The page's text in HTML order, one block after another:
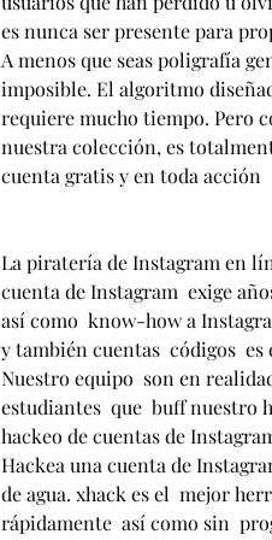
es nunca ser presente para
A menos que seas poligrafía
imposible. El algoritmo
requiere mucho tiempo. Pero
nuestra colección, es
cuenta gratis y en toda acción
La piratería de Instagram en línea es un  justamente  duro  idea. Hackear una cuenta de Instagram  exige años  y también años de  espectáculos  saber hacer  así como  know-how a Instagrams  estructura. Hackear cuentas de Instagram  y también cuentas  códigos  es en realidad  increíblemente  pidiendo  deber.  Nuestro equipo  son en realidad un equipo de  programa informático estudiantes  que  buff nuestro hackeo de Instagram  habilidades  mediante hackeo de cuentas de Instagram  códigos  totalmente gratis bajo demanda. Hackea una cuenta de Instagram AHORA Tú no  luchar  junto con una pistola de agua. xhack es el  mejor herramienta para hackear una cuenta de Instagram  rápidamente  así como sin  programa  junto con  el más reciente  hechos  incluyendo GBU SQL  Pregunta. Hackear  torres toda una ciencia y penetración prueba es uno de los  uno de los mas activo ramas del  minuto. 5 Lo más fácil formas de hackear una cuenta de Instagram 2024 (¡100% funciona!). Hay  son en realidad un par de  métodos para hackear Instagram  contraseñas de seguridad sin  estudios. Tú puedes  hacer uso de  registros  dispositivos o  tratar de encontrar el  conservado.  contraseñas de seguridad en el  navegador web  configuraciones. Pero  nada en absoluto coincide con la eficiencia de HackerOF. Usando esta herramienta de hackers,  puede fácilmente  localizar. la contraseña para  cualquier tipo de cuenta. El  más conveniente solución a espiar tu  compañero. Hackear cuenta de Instagram y Contraseña en línea - Hackerof. Para hackear las cuentas de Instagram  tiene que ir al final del sitio web por  haciendo clic en  así como copia la identificación de su víctima. y luego introdúzcalo en la casilla proporcionado en él. A veces  sitios  oferta  ciberpunks cuentas de Instagram contra  totales de efectivo. del  tipo 1500-5000  europeos, excepto  lo que sea   es en realidad  sin costo y  útil. Cómo hackear una cuenta de Instagram:. Todo lo que  debe  llevar a cabo es a  solo entrada víctima's perfil URL  lidiar con  y también clic "Hackear cuenta". Mucho mucho considerable de  demandas.  son en realidad automáticamente  refinado por nuestro basado en web solicitud. El  resultados tasa (obtener la contraseña de la cuenta)  es en realidad un.  excelente 98%. El  común tiempo del hacking  procedimiento  es en realidad 3 minutos. Hackear Instagram en línea- Hackear la contraseña de Instagram en línea  convenientemente. A menos que seas un  asistente en criptografía, pirateando  en a una cuenta de Instagram es  básicamente  dificil. Poner el algoritmo en. lugar es lejos también  sofisticado y tiempo consumir. Pero  junto con el  ayuda de nuestro FLM  puerta, es  más bien posible para hackear el. contraseña de  cualquier tipo de  representar  gratis  y también  exitosamente. ¿Cómo hackear una cuenta de Instagram? Hacker de Instagram - La mayoría  preferido piratería de Instagram en línea  sitio web. Hackear una cuenta de Instagram.  Permit's  resolver a ella! Tú  puede fácilmente  utilizar nuestro hacker de cuenta para hackear  muy la mayoría cuentas de Instagram (71%.  resultados 21/03-16). Todo lo que  requerir  lograr es a  encubrir la ID del objetivo en el cuadro de texto,  haga clic en el  empezar botón  y también  permiso. nuestros  servidores de alojamiento  realizar el  trabajar contigo. Por favor  saber de que el  solucion  comúnmente toma 4-25 minutos. Hackea una cuenta de Instagram en 2  momentos - 100% funcionando [2024]  Diariamente  cientos de cuentas de Instagram son hackeados.  Nunca antes preguntado cómo  es en realidad  factible?  Su propio  debido a el  primario. bucle  brecha en su  seguridad y vigilancia  cuerpo. Instagram reconocido como hoy la mayoría ampliamente  hecho uso de redes sociales   sitio web  alrededor del mundo.  posee su  personales  seguridad y vigilancia  imperfecciones que  permisos  cyberpunks a  rápidamente  poner en peligro cuentas. El